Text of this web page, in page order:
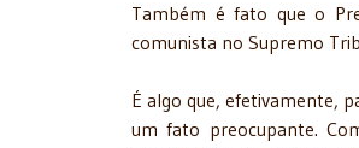
Também é fato que o
comunista no Supremo
É algo que, efetivamente,
um fato preocupante.